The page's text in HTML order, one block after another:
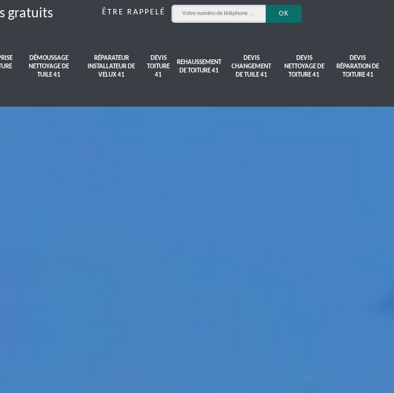
gratuits ÊTRE RAPPELÉ
DÉMOUSSAGE
NETTOYAGE DE
TUILE 41
RÉPARATEUR
INSTALLATEUR DE
VELUX 41
DEVIS
TOITURE
41
REHAUSSEMENT
DE TOITURE 41
DEVIS
CHANGEMENT
DE TUILE 41
DEVIS
NETTOYAGE DE
TOITURE 41
DEVIS
RÉPARATION DE
TOITURE 41